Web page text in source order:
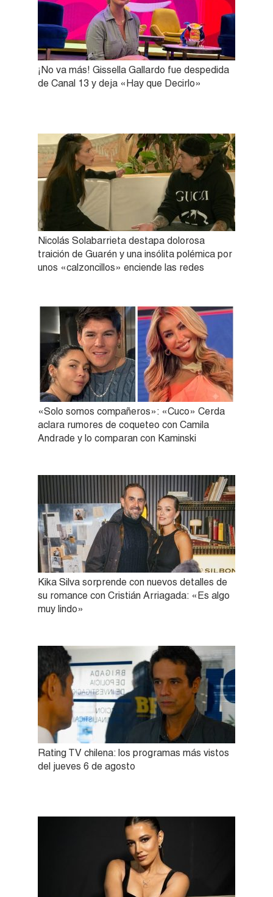
¡No va más! Gissella Gallardo fue despedida
de Canal 13 y deja «Hay que Decirlo»
Nicolás Solabarrieta destapa dolorosa
traición de Guarén y una insólita polémica por
unos «calzoncillos» enciende las redes
«Solo somos compañeros»: «Cuco» Cerda
aclara rumores de coqueteo con Camila
Andrade y lo comparan con Kaminski
Kika Silva sorprende con nuevos detalles de
su romance con Cristián Arriagada: «Es algo
muy lindo»
Rating TV chilena: los programas más vistos
del jueves 6 de agosto